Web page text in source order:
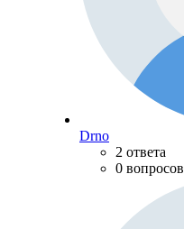
Drno
2 ответа
0 вопросов